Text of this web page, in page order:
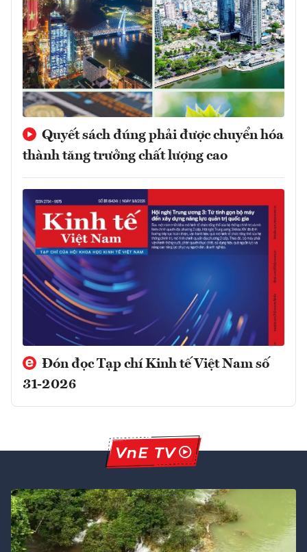
Quyết sách đúng phải được chuyển hóa
thành tăng trưởng chất lượng cao
Đón đọc Tạp chí Kinh tế Việt Nam số
31-2026